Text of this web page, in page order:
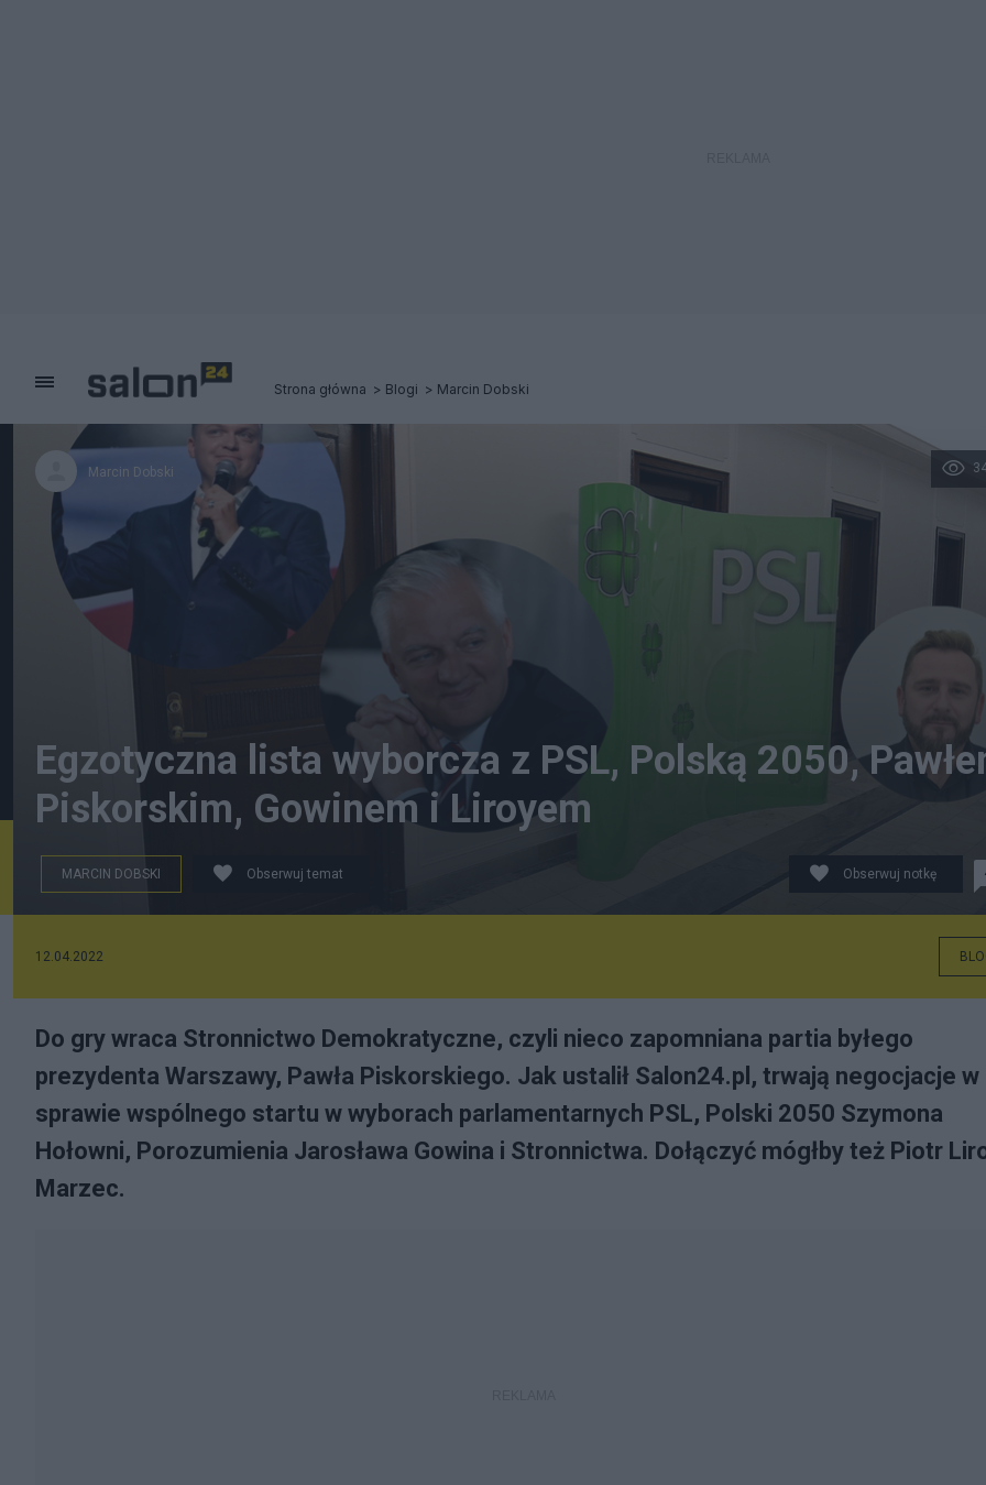
Strona główna Blogi Marcin Dobski
Marcin Dobski
Egzotyczna lista wyborcza z PSL, Polską 2050,
Piskorskim, Gowinem i Liroyem
MARCIN DOBSKI Obserwuj temat Obserwuj notkę
12.04.2022
Do gry wraca Stronnictwo Demokratyczne, czyli nieco zapomniana partia byłego
prezydenta Warszawy, Pawła Piskorskiego. Jak ustalił Salon24.pl, trwają negocjacje w
sprawie wspólnego startu w wyborach parlamentarnych PSL, Polski 2050 Szymona
Hołowni, Porozumienia Jarosława Gowina i Stronnictwa. Dołączyć mógłby też Piotr
Marzec.